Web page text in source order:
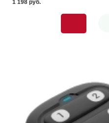
1 198 pуб.